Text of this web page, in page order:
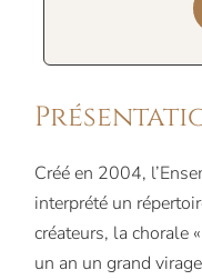
Créé en 2004,
interprété un
créateurs, la chorale
un an un grand